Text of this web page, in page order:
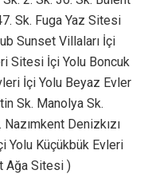
Sk. Fuga Yaz Sitesi
Sunset Villaları İçi
Sitesi İçi Yolu Boncuk
İçi Yolu Beyaz Evler
Sk. Manolya Sk.
Denizkızı
Yolu Küçükbük Evleri
Ağa Sitesi )